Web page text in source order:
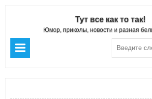
Тут все как то так!
Юмор, приколы, новости и разная